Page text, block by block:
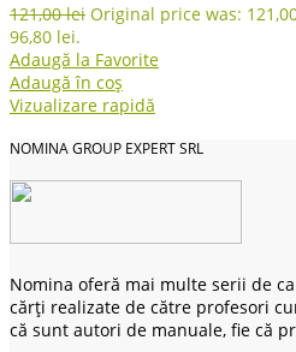
121,00lei Original price was:
96,80 lei.
Adaugă la Favorite
Adaugă în coș
Vizualizare rapidă
NOMINA GROUP EXPERT SRL
Nomina oferă mai multe serii de
cărți realizate de către profesori
că sunt autori de manuale, fie că